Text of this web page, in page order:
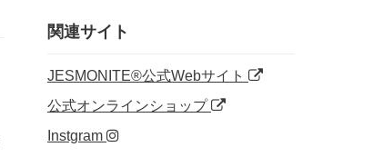
関連サイト
JESMONITE®公式Webサイト
公式オンラインショップ
Instgram